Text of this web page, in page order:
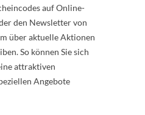
auf Online-
den Newsletter von
über aktuelle Aktionen
So können Sie sich
attraktiven
Angebote